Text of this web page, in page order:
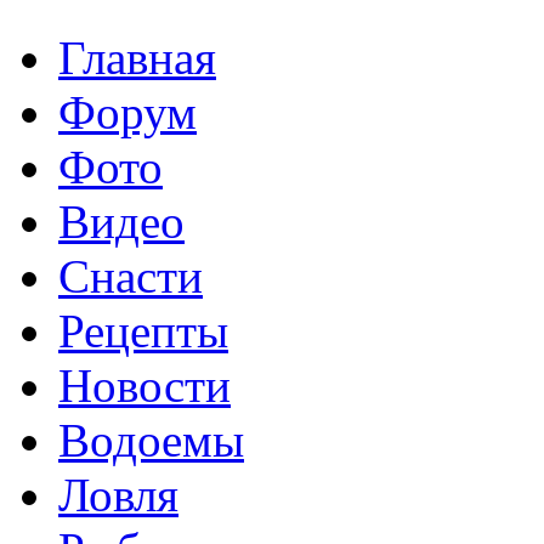
Главная
Форум
Фото
Видео
Снасти
Рецепты
Новости
Водоемы
Ловля